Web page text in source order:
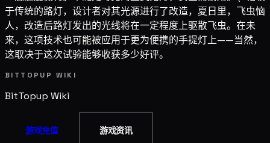
于传统的路灯，设计者对其光源进行了改造，夏日里，飞虫恼
人，改造后路灯发出的光线将在一定程度上驱散飞虫。在未
来，这项技术也可能被应用于更为便携的手提灯上——当然，
这取决于这次试验能够收获多少好评。
BITTOPUP WIKI
BitTopup Wiki
游戏充值 游戏资讯